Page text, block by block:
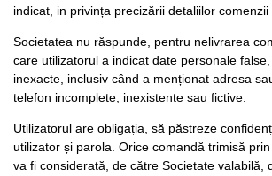
indicat, in privința precizării detaliilor comenzii
Societatea nu răspunde, pentru nelivrarea
care utilizatorul a indicat date personale
inexacte, inclusiv când a menționat adresa
telefon incomplete, inexistente sau fictive.
Utilizatorul are obligația, să păstreze
utilizator și parola. Orice comandă trimisă
va fi considerată, de către Societate valabilă,